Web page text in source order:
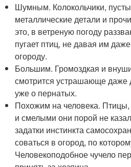
Шумным. Колокольчики,
металлические детали и
это, в ветреную погоду
пугает птиц, не давая им
огороду.
Большим. Громоздкая и
смотрится устрашающе даже
уже о пернатых.
Похожим на человека.
и смелыми они порой не
задатки инстинкта
соваться в огород, по
Человекоподобное чучело